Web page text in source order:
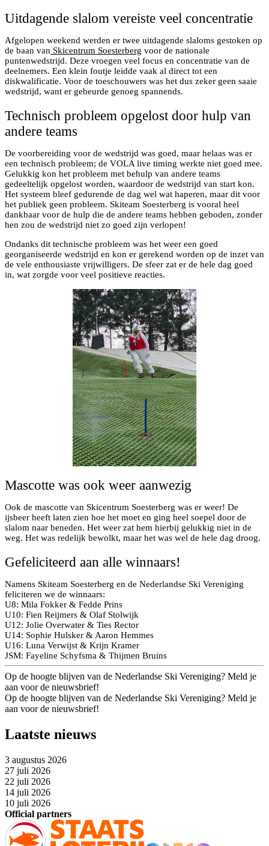
Uitdagende slalom vereiste veel concentratie
Afgelopen weekend werden er twee uitdagende slaloms gestoken op
de baan van Skicentrum Soesterberg voor de nationale
puntenwedstrijd. Deze vroegen veel focus en concentratie van de
deelnemers. Een klein foutje leidde vaak al direct tot een
diskwalificatie. Voor de toeschouwers was het dus zeker geen saaie
wedstrijd, want er gebeurde genoeg spannends.
Technisch probleem opgelost door hulp van
andere teams
De voorbereiding voor de wedstrijd was goed, maar helaas was er
een technisch probleem; de VOLA live timing werkte niet goed mee.
Gelukkig kon het probleem met behulp van andere teams
gedeeltelijk opgelost worden, waardoor de wedstrijd van start kon.
Het systeem bleef gedurende de dag wel wat haperen, maar dit voor
het publiek geen probleem. Skiteam Soesterberg is vooral heel
dankbaar voor de hulp die de andere teams hebben geboden, zonder
hen zou de wedstrijd niet zo goed zijn verlopen!
Ondanks dit technische probleem was het weer een goed
georganiseerde wedstrijd en kon er gerekend worden op de inzet van
de vele enthousiaste vrijwilligers. De sfeer zat er de hele dag goed
in, wat zorgde voor veel positieve reacties.
Mascotte was ook weer aanwezig
Ook de mascotte van Skicentrum Soesterberg was er weer! De
ijsbeer heeft laten zien hoe het moet en ging heel soepel door de
slalom naar beneden. Het weer zat hem hierbij gelukkig niet in de
weg. Het was redelijk bewolkt, maar het was wel de hele dag droog.
Gefeliciteerd aan alle winnaars!
Namens Skiteam Soesterberg en de Nederlandse Ski Vereniging
feliciteren we de winnaars:
U8: Mila Fokker & Fedde Prins
U10: Fien Reijmers & Olaf Stolwijk
U12: Jolie Overwater & Ties Rector
U14: Sophie Hulsker & Aaron Hemmes
U16: Luna Verwijst & Krijn Kramer
JSM: Fayeline Schyfsma & Thijmen Bruins
Op de hoogte blijven van de Nederlandse Ski Vereniging? Meld je
aan voor de nieuwsbrief!
Op de hoogte blijven van de Nederlandse Ski Vereniging? Meld je
aan voor de nieuwsbrief!
Laatste nieuws
3 augustus 2026
27 juli 2026
22 juli 2026
14 juli 2026
10 juli 2026
Official partners